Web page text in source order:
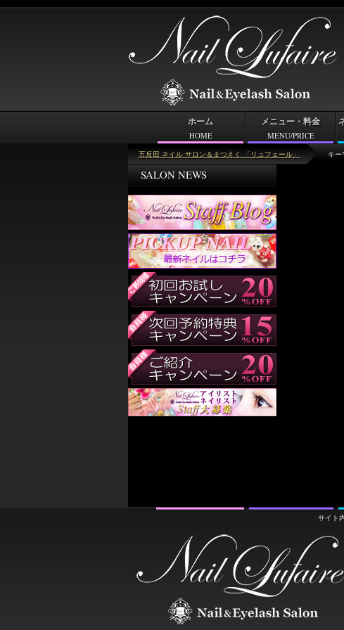
五反田 ネイル サロン＆まつえく 「リュフェール」 キー
＜キーワード＞ミント
SALON NEWS
サイト
ホーム
HOME
メニュー・料金
MENU/PRICE